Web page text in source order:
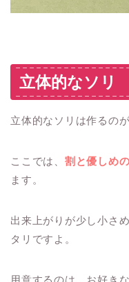
立体的なソリ
立体的なソリは作るの
ここでは、 割と優しめ
ます。
出来上がりが少し小さ
タリですよ。
用意するのは、お好き